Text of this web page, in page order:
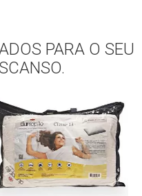
Compra rápida
PARA O SEU